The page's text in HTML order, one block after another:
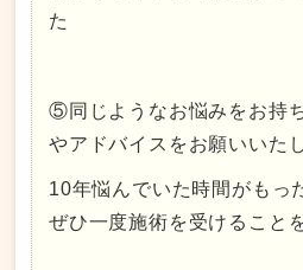
た
⑤同じようなお悩みをお持
やアドバイスをお願いいた
10年悩んでいた時間がもっ
ぜひ一度施術を受けること